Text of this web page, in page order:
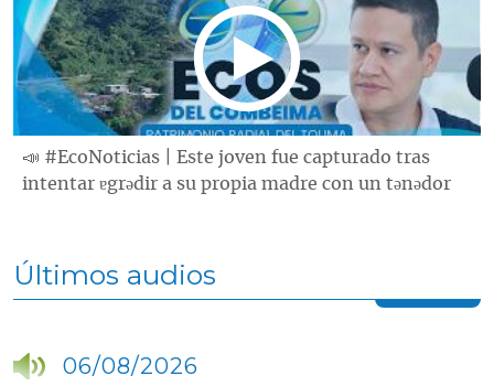
📣 #EcoNoticias | Este joven fue capturado tras
intentar ɐgrǝdir a su propia madre con un tǝnǝdor
Últimos audios
06/08/2026